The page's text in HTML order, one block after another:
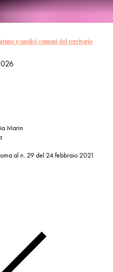
e undici comuni del territorio
Marin
al n. 29 del 24 febbraio 2021